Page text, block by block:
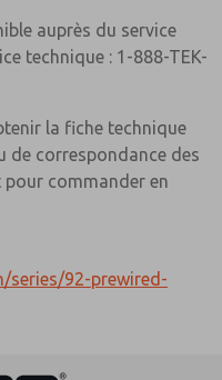
auprès du service
technique : 1-888-TEK-
la fiche technique
de correspondance des
pour commander en
series/92-prewired-